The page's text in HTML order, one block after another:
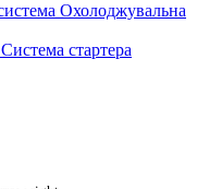
Охолоджувальна
Система стартера